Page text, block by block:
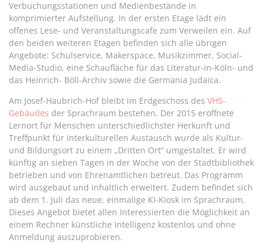
Verbuchungsstationen und Medienbestände in
komprimierter Aufstellung. In der ersten Etage lädt ein
offenes Lese- und Veranstaltungscafe zum Verweilen ein. Auf
den beiden weiteren Etagen befinden sich alle übrigen
Angebote: Schulservice, Makerspace, Musikzimmer, Social-
Media-Studio, eine Schaufläche für das Literatur-in-Köln- und
das Heinrich- Böll-Archiv sowie die Germania Judaica.
Am Josef-Haubrich-Hof bleibt im Erdgeschoss des VHS-
Gebäudes der Sprachraum bestehen. Der 2015 eröffnete
Lernort für Menschen unterschiedlichster Herkunft und
Treffpunkt für interkulturellen Austausch wurde als Kultur-
und Bildungsort zu einem „Dritten Ort“ umgestaltet. Er wird
künftig an sieben Tagen in der Woche von der Stadtbibliothek
betrieben und von Ehrenamtlichen betreut. Das Programm
wird ausgebaut und inhaltlich erweitert. Zudem befindet sich
ab dem 1. Juli das neue, einmalige KI-Kiosk im Sprachraum.
Dieses Angebot bietet allen Interessierten die Möglichkeit an
einem Rechner künstliche Intelligenz kostenlos und ohne
Anmeldung auszuprobieren.